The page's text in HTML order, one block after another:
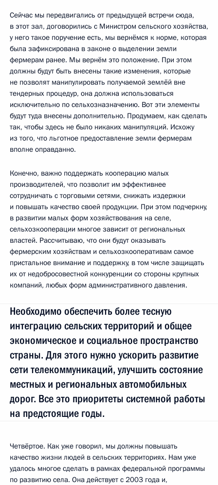
Сейчас мы передвигались от предыдущей встречи сюда,
в этот зал, договорились с Министром сельского хозяйства,
у него такое поручение есть, мы вернёмся к норме, которая
была зафиксирована в законе о выделении земли
фермерам ранее. Мы вернём это положение. При этом
должны будут быть внесены такие изменения, которые
не позволят манипулировать получаемой землёй вне
тендерных процедур, она должна использоваться
исключительно по сельхозназначению. Вот эти элементы
будут туда внесены дополнительно. Продумаем, как сделать
так, чтобы здесь не было никаких манипуляций. Исхожу
из того, что льготное предоставление земли фермерам
вполне оправданно.
Конечно, важно поддержать кооперацию малых
производителей, что позволит им эффективнее
сотрудничать с торговыми сетями, снижать издержки
и повышать качество своей продукции. При этом подчеркну,
в развитии малых форм хозяйствования на селе,
сельхозкооперации многое зависит от региональных
властей. Рассчитываю, что они будут оказывать
фермерским хозяйствам и сельхозкооперативам самое
пристальное внимание и поддержку, в том числе защищать
их от недобросовестной конкуренции со стороны крупных
компаний, любых форм административного давления.
Необходимо обеспечить более тесную
интеграцию сельских территорий и общее
экономическое и социальное пространство
страны. Для этого нужно ускорить развитие
сети телекоммуникаций, улучшить состояние
местных и региональных автомобильных
дорог. Все это приоритеты системной работы
на предстоящие годы.
Четвёртое. Как уже говорил, мы должны повышать
качество жизни людей в сельских территориях. Нам уже
удалось многое сделать в рамках федеральной программы
по развитию села. Она действует с 2003 года и,